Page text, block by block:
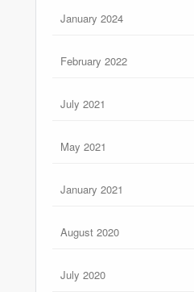
January 2024
February 2022
July 2021
May 2021
January 2021
August 2020
July 2020